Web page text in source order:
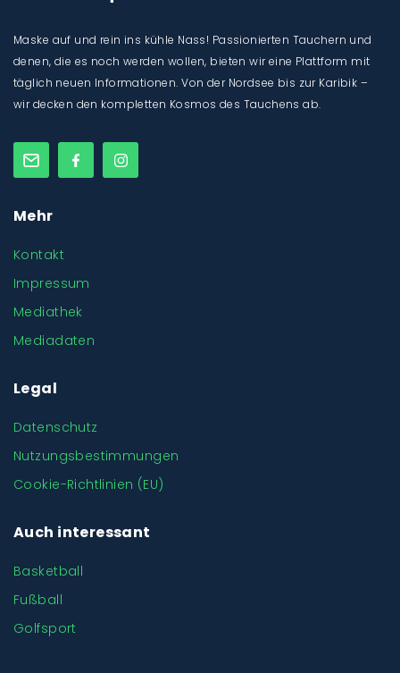
Maske auf und rein ins kühle Nass! Passionierten Tauchern und
denen, die es noch werden wollen, bieten wir eine Plattform mit
täglich neuen Informationen. Von der Nordsee bis zur Karibik –
wir decken den kompletten Kosmos des Tauchens ab.
Mehr
Kontakt
Impressum
Mediathek
Mediadaten
Legal
Datenschutz
Nutzungsbestimmungen
Cookie-Richtlinien (EU)
Auch interessant
Basketball
Fußball
Golfsport